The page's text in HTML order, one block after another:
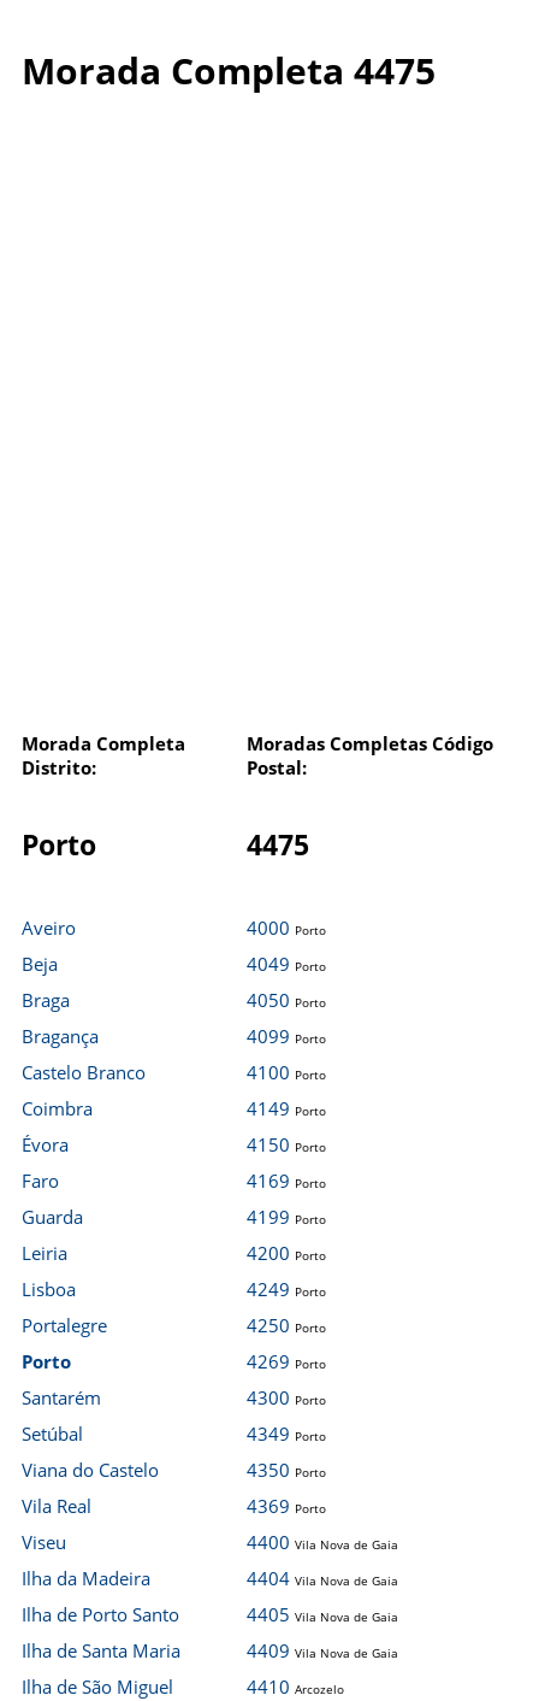
Morada Completa 4475
Morada Completa
Distrito:
Moradas Completas Código
Postal:
Porto 4475
Aveiro
Beja
Braga
Bragança
Castelo Branco
Coimbra
Évora
Faro
Guarda
Leiria
Lisboa
Portalegre
Porto
Santarém
Setúbal
Viana do Castelo
Vila Real
Viseu
Ilha da Madeira
Ilha de Porto Santo
Ilha de Santa Maria
Ilha de São Miguel
4000 Porto
4049 Porto
4050 Porto
4099 Porto
4100 Porto
4149 Porto
4150 Porto
4169 Porto
4199 Porto
4200 Porto
4249 Porto
4250 Porto
4269 Porto
4300 Porto
4349 Porto
4350 Porto
4369 Porto
4400 Vila Nova de Gaia
4404 Vila Nova de Gaia
4405 Vila Nova de Gaia
4409 Vila Nova de Gaia
4410 Arcozelo